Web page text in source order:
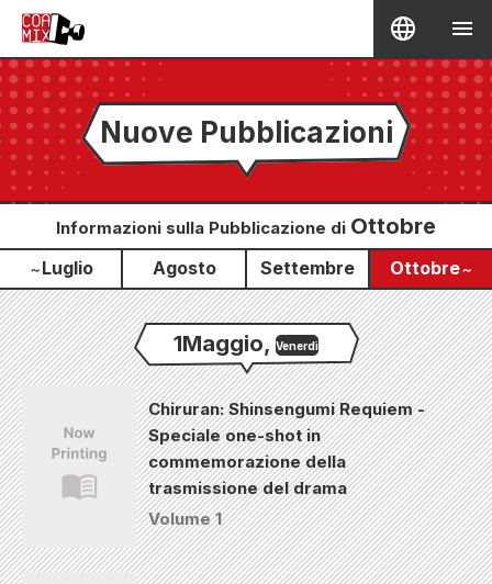
Nuove Pubblicazioni
Informazioni sulla Pubblicazione di Ottobre
～ Luglio Agosto Settembre Ottobre～
1Maggio, Venerdì
Chiruran: Shinsengumi Requiem -
Speciale one-shot in
commemorazione della
trasmissione del drama
Volume 1